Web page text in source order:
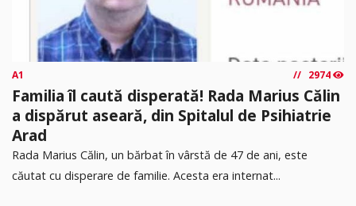
A1 2974
Familia îl caută disperată! Rada Marius Călin
a dispărut aseară, din Spitalul de Psihiatrie
Arad
Rada Marius Călin, un bărbat în vârstă de 47 de ani, este
căutat cu disperare de familie. Acesta era internat...